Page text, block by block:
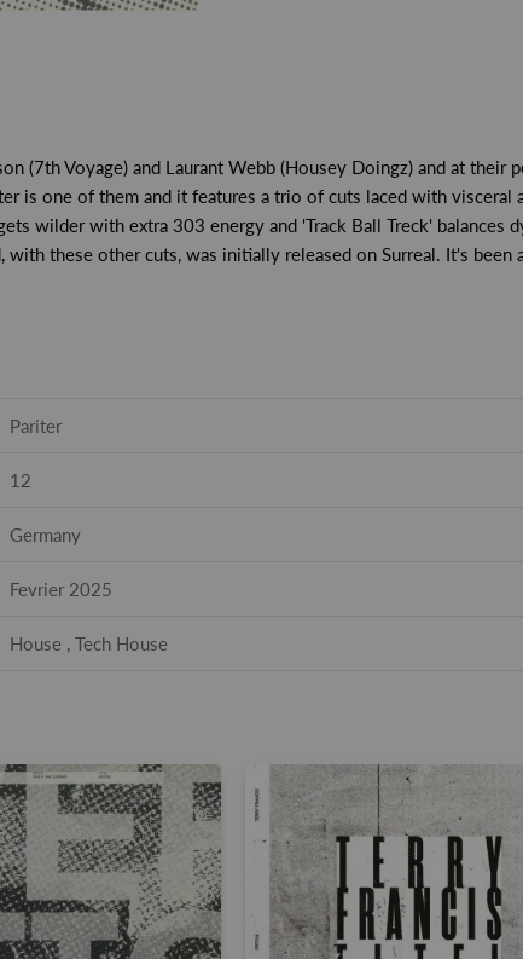
(7th Voyage) and Laurant Webb (Housey Doingz) and at their
is one of them and it features a trio of cuts laced with
wilder with extra 303 energy and 'Track Ball Treck'
these other cuts, was initially released on Surreal. It's
Pariter
12
Germany
Fevrier 2025
House , Tech House